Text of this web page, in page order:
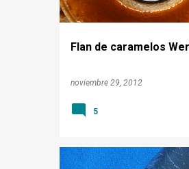
d
Flan de caramelos
noviembre 29, 2012
5